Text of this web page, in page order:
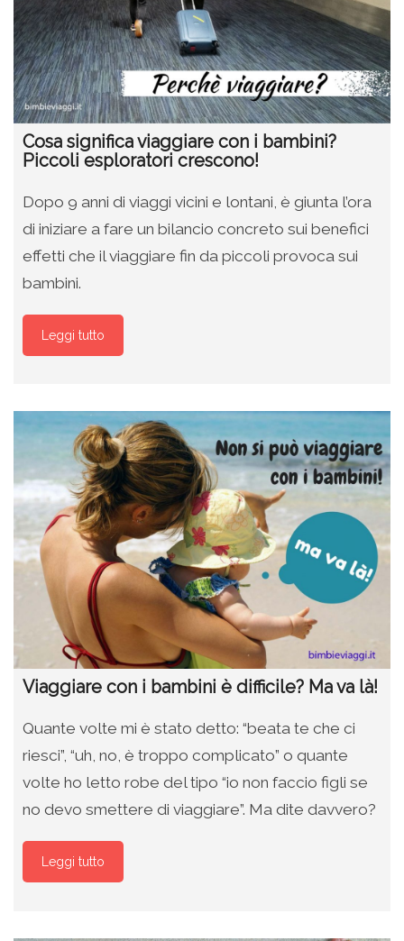
Cosa significa viaggiare con i bambini?
Piccoli esploratori crescono!
Dopo 9 anni di viaggi vicini e lontani, è giunta l’ora
di iniziare a fare un bilancio concreto sui benefici
effetti che il viaggiare fin da piccoli provoca sui
bambini.
Leggi tutto
Viaggiare con i bambini è difficile? Ma va là!
Quante volte mi è stato detto: “beata te che ci
riesci”, “uh, no, è troppo complicato” o quante
volte ho letto robe del tipo “io non faccio figli se
no devo smettere di viaggiare”. Ma dite davvero?
Leggi tutto